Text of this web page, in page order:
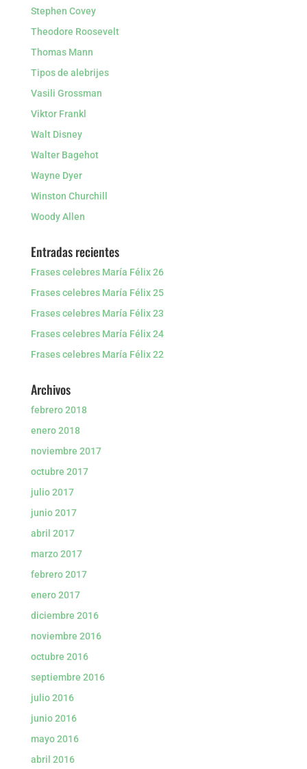
Stephen Covey
Theodore Roosevelt
Thomas Mann
Tipos de alebrijes
Vasili Grossman
Viktor Frankl
Walt Disney
Walter Bagehot
Wayne Dyer
Winston Churchill
Woody Allen
Entradas recientes
Frases celebres María Félix 26
Frases celebres María Félix 25
Frases celebres María Félix 23
Frases celebres María Félix 24
Frases celebres María Félix 22
Archivos
febrero 2018
enero 2018
noviembre 2017
octubre 2017
julio 2017
junio 2017
abril 2017
marzo 2017
febrero 2017
enero 2017
diciembre 2016
noviembre 2016
octubre 2016
septiembre 2016
julio 2016
junio 2016
mayo 2016
abril 2016